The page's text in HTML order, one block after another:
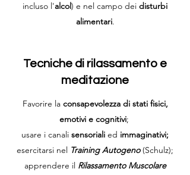
incluso l'alcol) e nel campo dei disturbi
alimentari.
Tecniche di rilassamento e
meditazione
Favorire la consapevolezza di stati fisici,
emotivi e cognitivi;
usare i canali sensoriali ed immaginativi;
esercitarsi nel Training Autogeno(Schulz);
apprendere il Rilassamento Muscolare